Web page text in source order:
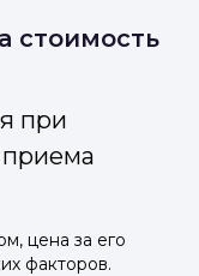
стоимость
при
цена за его
факторов.